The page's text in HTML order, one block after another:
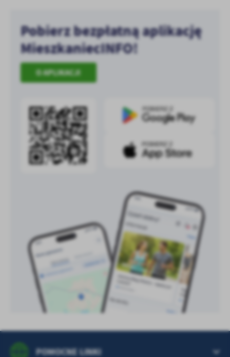
Pobierz bezpłatną aplikację
MieszkaniecINFO!
O APLIKACJI
POMOCNE LINKI